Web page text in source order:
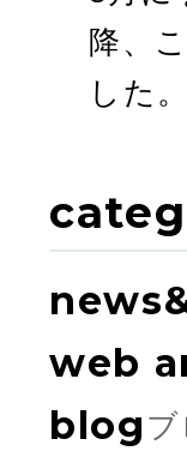
降、
した。
web
blog